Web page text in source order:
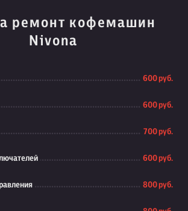
ремонт кофемашин
Nivona
600 руб.
600 руб.
700 руб.
600 руб.
800 руб.